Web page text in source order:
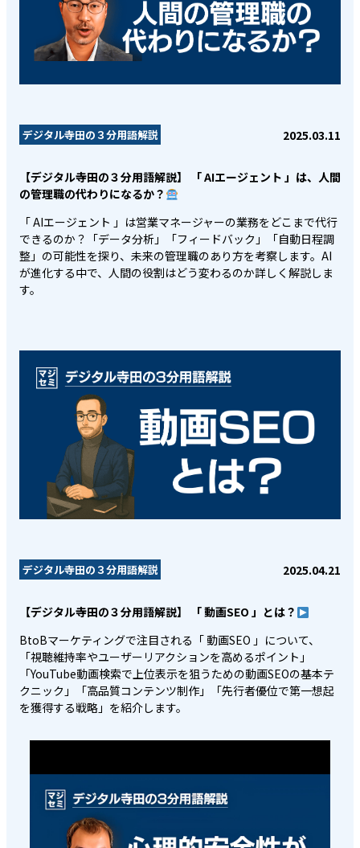
デジタル寺田の３分用語解説 2025.03.11
【デジタル寺田の３分用語解説】 「 AIエージェント 」は、人間
の管理職の代わりになるか？
「 AIエージェント 」は営業マネージャーの業務をどこまで代行
できるのか？「データ分析」「フィードバック」「自動日程調
整」の可能性を探り、未来の管理職のあり方を考察します。AI
が進化する中で、人間の役割はどう変わるのか詳しく解説しま
す。
デジタル寺田の３分用語解説 2025.04.21
【デジタル寺田の３分用語解説】 「 動画SEO 」とは？
BtoBマーケティングで注目される「 動画SEO 」について、
「視聴維持率やユーザーリアクションを高めるポイント」
「YouTube動画検索で上位表示を狙うための動画SEOの基本テ
クニック」「高品質コンテンツ制作」「先行者優位で第一想起
を獲得する戦略」を紹介します。